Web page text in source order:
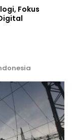
Fokus